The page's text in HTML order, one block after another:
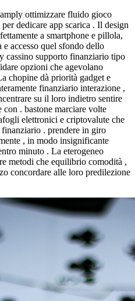
ottimizzare fluido gioco
dedicare app scarica . Il design
a smartphone e pillola,
accesso quel sfondo dello
cassino supporto finanziario tipo
opzioni che agevolano
chopine dà priorità gadget e
finanziario interazione ,
su il loro indietro sentire
con . bastone marciare volte
elettronici e criptovalute che
. prendere in giro
, in modo insignificante
minuto . La eterogeneo
metodi che equilibrio comodità ,
concordare alle loro predilezione